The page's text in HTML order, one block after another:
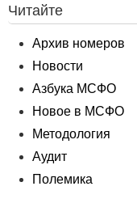
Читайте
Архив номеров
Новости
Азбука МСФО
Новое в МСФО
Методология
Аудит
Полемика